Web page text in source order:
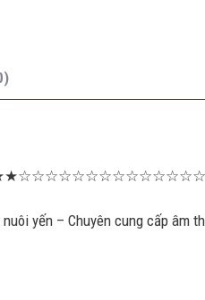
yến – Chuyên cung cấp âm